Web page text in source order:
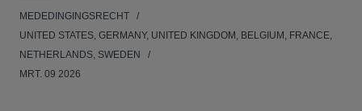
MEDEDINGINGSRECHT
UNITED STATES, GERMANY, UNITED KINGDOM, BELGIUM, FRANCE,
NETHERLANDS, SWEDEN
MRT. 09 2026